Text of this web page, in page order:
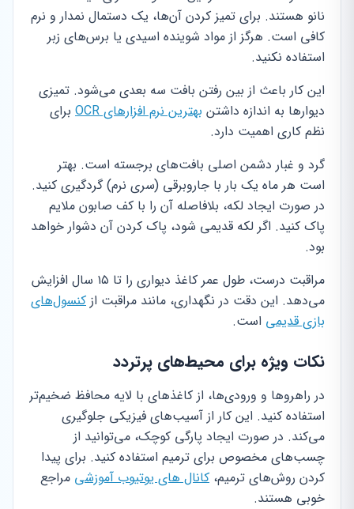
نانو هستند. برای تمیز کردن آن‌ها، یک دستمال نمدار و نرم
کافی است. هرگز از مواد شوینده اسیدی یا برس‌های زبر
استفاده نکنید.
این کار باعث از بین رفتن بافت سه بعدی می‌شود. تمیزی
دیوارها به اندازه داشتن بهترین نرم افزارهای OCR
برای
نظم کاری اهمیت دارد.
گرد و غبار دشمن اصلی بافت‌های برجسته است. بهتر
است هر ماه یک بار با جاروبرقی (سری نرم) گردگیری کنید.
در صورت ایجاد لکه، بلافاصله آن را با کف صابون ملایم
پاک کنید. اگر لکه قدیمی شود، پاک کردن آن دشوار خواهد
بود.
مراقبت درست، طول عمر کاغذ دیواری را تا ۱۵ سال افزایش
می‌دهد. این دقت در نگهداری، مانند مراقبت از کنسول‌های
بازی قدیمی است.
نکات ویژه برای محیط‌های پرتردد
در راهروها و ورودی‌ها، از کاغذهای با لایه محافظ ضخیم‌تر
استفاده کنید. این کار از آسیب‌های فیزیکی جلوگیری
می‌کند. در صورت ایجاد پارگی کوچک، می‌توانید از
چسب‌های مخصوص برای ترمیم استفاده کنید. برای پیدا
کردن روش‌های ترمیم، کانال های یوتیوب آموزشی مراجع
خوبی هستند.